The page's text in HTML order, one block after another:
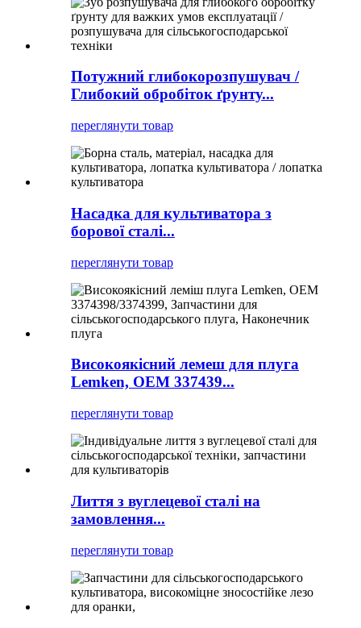
Потужний глибокорозпушувач /
Глибокий обробіток ґрунту...
переглянути товар
Насадка для культиватора з
борової сталі...
переглянути товар
Високоякісний лемеш для плуга
Lemken, OEM 337439...
переглянути товар
Лиття з вуглецевої сталі на
замовлення...
переглянути товар